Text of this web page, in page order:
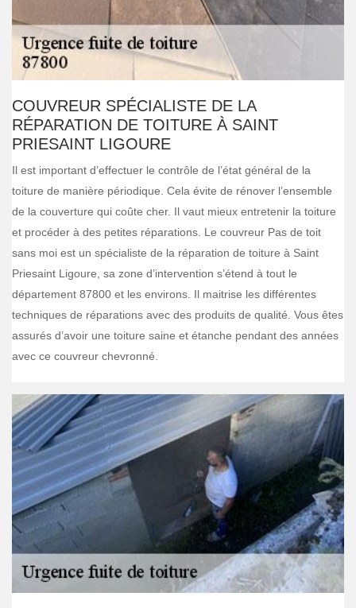
COUVREUR SPÉCIALISTE DE LA
RÉPARATION DE TOITURE À SAINT
PRIESAINT LIGOURE
Il est important d’effectuer le contrôle de l’état général de la
toiture de manière périodique. Cela évite de rénover l’ensemble
de la couverture qui coûte cher. Il vaut mieux entretenir la toiture
et procéder à des petites réparations. Le couvreur Pas de toit
sans moi est un spécialiste de la réparation de toiture à Saint
Priesaint Ligoure, sa zone d’intervention s’étend à tout le
département 87800 et les environs. Il maitrise les différentes
techniques de réparations avec des produits de qualité. Vous êtes
assurés d’avoir une toiture saine et étanche pendant des années
avec ce couvreur chevronné.